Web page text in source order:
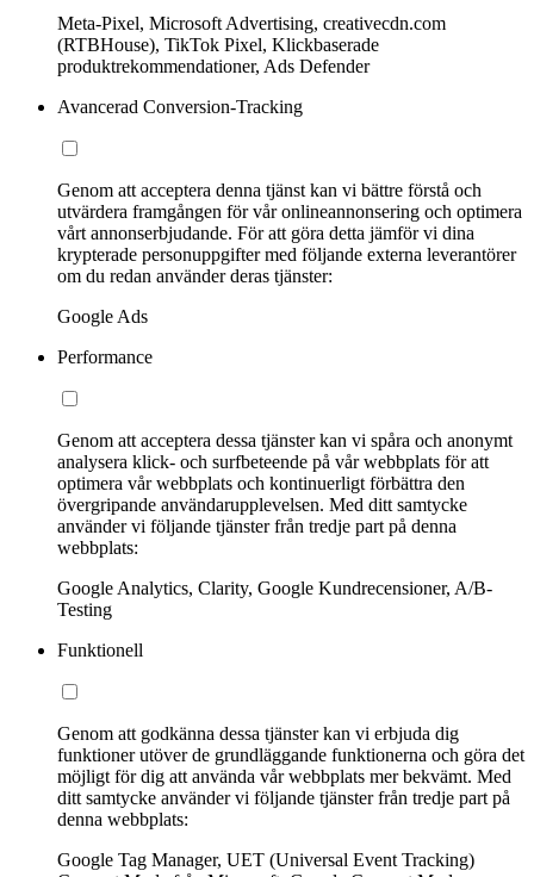
Meta-Pixel, Microsoft Advertising, creativecdn.com
(RTBHouse), TikTok Pixel, Klickbaserade
produktrekommendationer, Ads Defender
Avancerad Conversion-Tracking
Genom att acceptera denna tjänst kan vi bättre förstå och
utvärdera framgången för vår onlineannonsering och optimera
vårt annonserbjudande. För att göra detta jämför vi dina
krypterade personuppgifter med följande externa leverantörer
om du redan använder deras tjänster:
Google Ads
Performance
Genom att acceptera dessa tjänster kan vi spåra och anonymt
analysera klick- och surfbeteende på vår webbplats för att
optimera vår webbplats och kontinuerligt förbättra den
övergripande användarupplevelsen. Med ditt samtycke
använder vi följande tjänster från tredje part på denna
webbplats:
Google Analytics, Clarity, Google Kundrecensioner, A/B-
Testing
Funktionell
Genom att godkänna dessa tjänster kan vi erbjuda dig
funktioner utöver de grundläggande funktionerna och göra det
möjligt för dig att använda vår webbplats mer bekvämt. Med
ditt samtycke använder vi följande tjänster från tredje part på
denna webbplats:
Google Tag Manager, UET (Universal Event Tracking)